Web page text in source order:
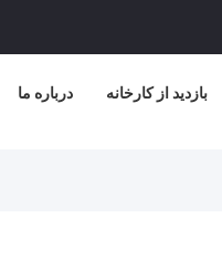
درباره ما بازدید از کارخانه